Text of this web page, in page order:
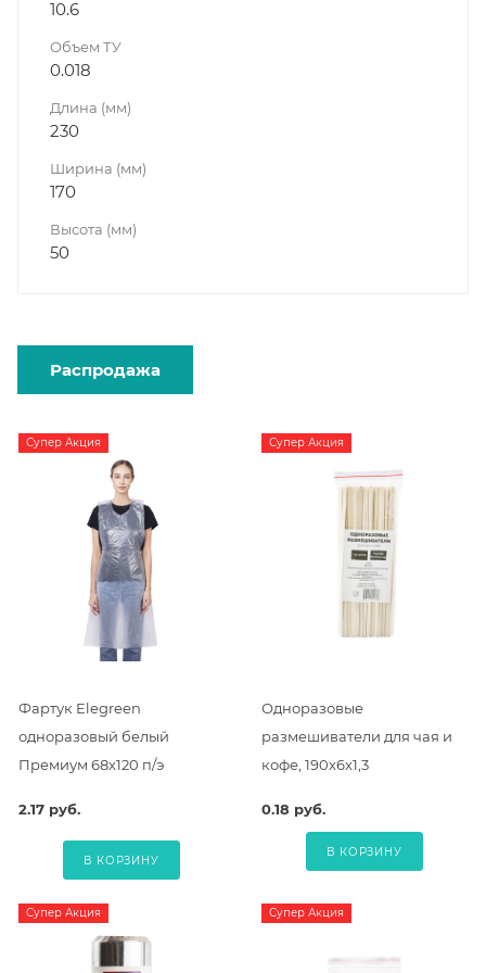
10.6
Объем ТУ
0.018
Длина (мм)
230
Ширина (мм)
170
Высота (мм)
50
Распродажа
Супер Акция
Фартук Elegreen
одноразовый белый
Премиум 68х120 п/э
2.17 руб.
В КОРЗИНУ
Супер Акция
Одноразовые
размешиватели для чая и
кофе, 190х6х1,3
0.18 руб.
В КОРЗИНУ
Супер Акция Супер Акция